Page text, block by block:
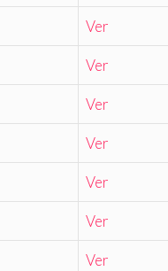
Ver
Ver
Ver
Ver
Ver
Ver
Ver